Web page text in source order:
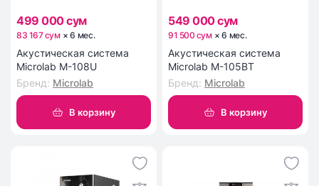
499 000 сум
83 167 сум ×6 мес.
Акустическая система
Microlab M-108U
Бренд: Microlab
В корзину
549 000 сум
91 500 сум ×6 мес.
Акустическая система
Microlab M-105BT
Бренд: Microlab
В корзину